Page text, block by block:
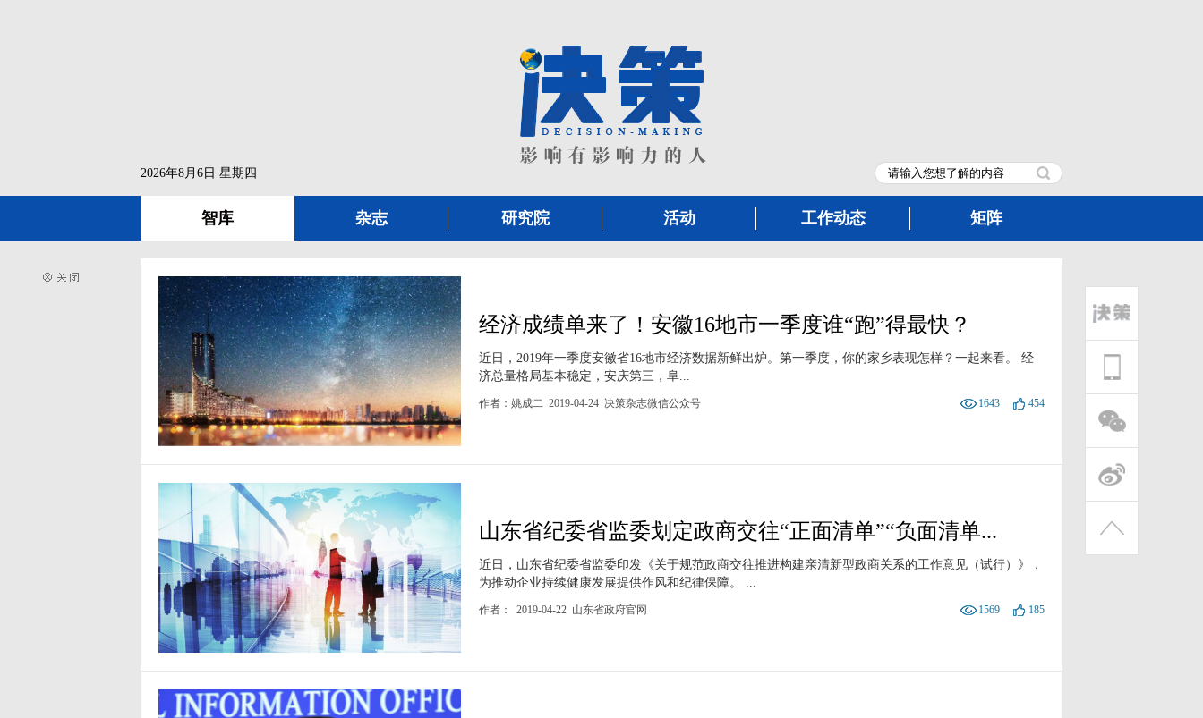
2026年8月6日 星期四
智库 杂志 研究院 活动 工作动态 矩阵
经济成绩单来了！安徽16地市一季度谁“跑”得最快？
近日，2019年一季度安徽省16地市经济数据新鲜出炉。第一季度，你的家乡表现怎样？一起来看。 经
济总量格局基本稳定，安庆第三，阜...
作者：姚成二 2019-04-24 决策杂志微信公众号 1643 454
山东省纪委省监委划定政商交往“正面清单”“负面清单...
近日，山东省纪委省监委印发《关于规范政商交往推进构建亲清新型政商关系的工作意见（试行）》，
为推动企业持续健康发展提供作风和纪律保障。 ...
作者： 2019-04-22 山东省政府官网 1569 185